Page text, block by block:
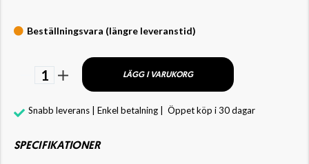
Beställningsvara (längre leveranstid)
1 LÄGG I VARUKORG
Snabb leverans | Enkel betalning | Öppet köp i 30 dagar
SPECIFIKATIONER